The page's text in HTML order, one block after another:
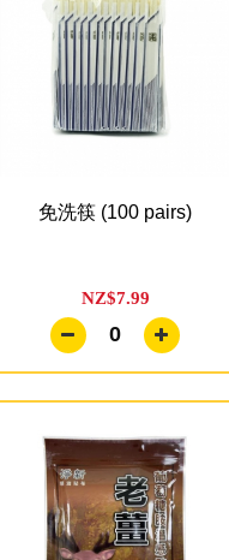
免洗筷 (100 pairs)
NZ$7.99
0